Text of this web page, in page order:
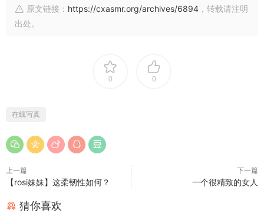
原文链接： https://cxasmr.org/archives/6894 ，转载请注明
出处。
0 0
在线写真
上一篇
【rosi妹妹】这柔韧性如何？
下一篇
一个很精致的女人
猜你喜欢